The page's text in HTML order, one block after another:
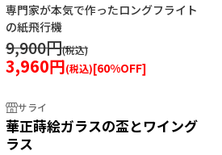
専門家が本気で作ったロングフライト
の紙飛行機
9,900円
3,960円 [60%OFF]
サライ
華正蒔絵ガラスの盃とワイング
ラス